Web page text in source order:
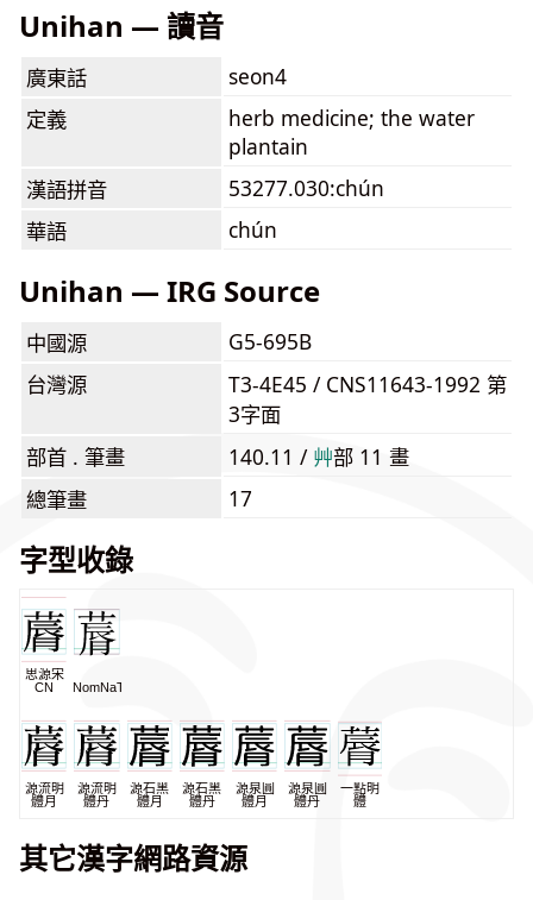
Unihan — 讀音
廣東話
seon4
定義
herb medicine; the water
plantain
漢語拼音
53277.030:chún
華語
chún
Unihan — IRG Source
中國源
G5-695B
台灣源
T3-4E45 / CNS11643-1992 第
3字面
部首 . 筆畫
140.11 / ⾋部 11 畫
總筆畫
17
字型收錄
思源宋
CN
NomNaTong
源流明
體月
源流明
體丹
源石黑
體月
源石黑
體丹
源泉圓
體月
源泉圓
體丹
一點明
體
其它漢字網路資源